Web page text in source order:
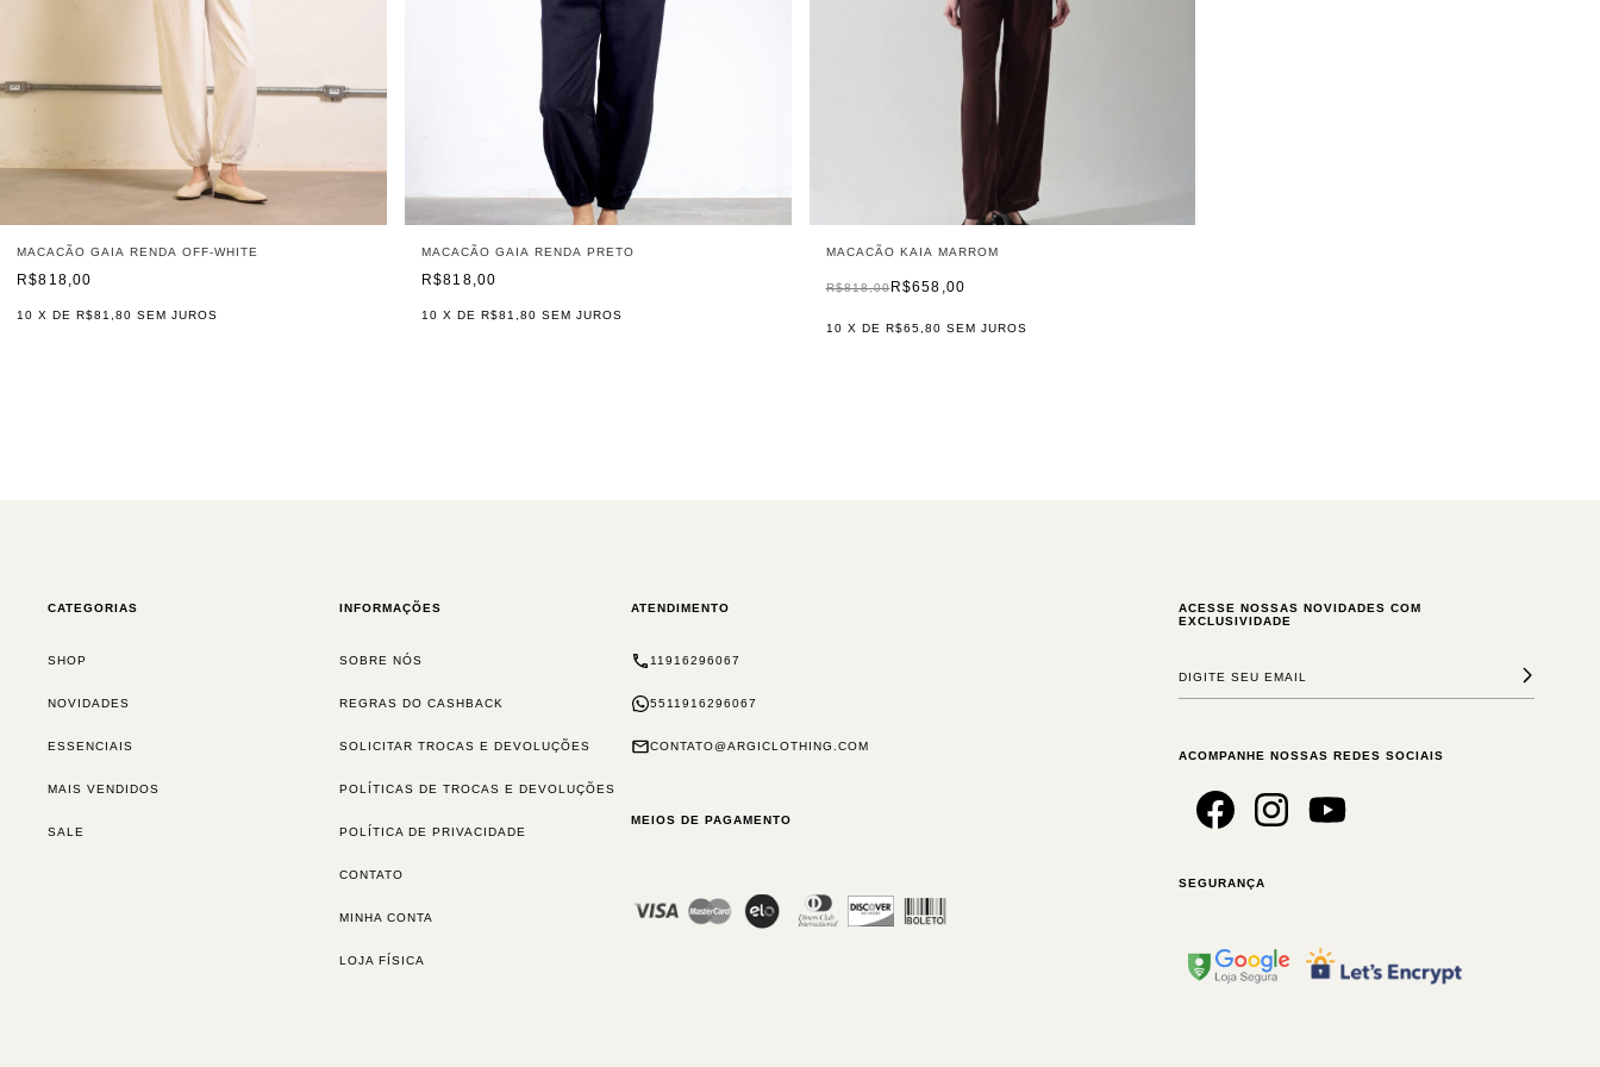
MACACÃO GAIA RENDA OFF-WHITE
R$818,00
10 X DER$81,80 SEM JUROS
MACACÃO GAIA RENDA PRETO
R$818,00
10 X DE R$81,80 SEM JUROS
MACACÃO KAIA MARROM
R$658,00
R$818,00
10 X DE R$65,80 SEM JUROS
CATEGORIAS
SHOP
NOVIDADES
ESSENCIAIS
MAIS VENDIDOS
SALE
INFORMAÇÕES
SOBRE NÓS
REGRAS DO CASHBACK
SOLICITAR TROCAS E DEVOLUÇÕES
POLÍTICAS DE TROCAS E DEVOLUÇÕES
POLÍTICA DE PRIVACIDADE
CONTATO
MINHA CONTA
LOJA FÍSICA
ATENDIMENTO
11916296067
5511916296067
CONTATO@ARGICLOTHING.COM
MEIOS DE PAGAMENTO
ACESSE NOSSAS NOVIDADES COM
EXCLUSIVIDADE
ACOMPANHE NOSSAS REDES SOCIAIS
SEGURANÇA